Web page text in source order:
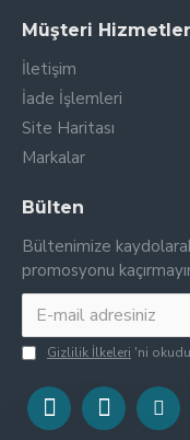
Müşteri
İletişim
İade İşlemleri
Site Haritası
Markalar
Bülten
Bültenimize
promosyonu
Gizlilik İlkeleri 'ni